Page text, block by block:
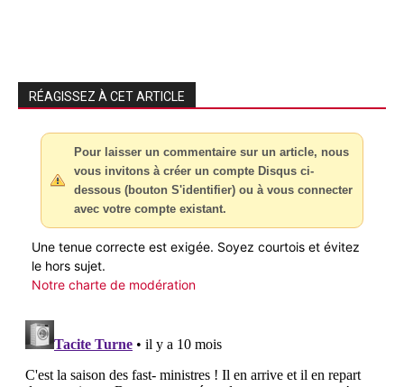
RÉAGISSEZ À CET ARTICLE
Pour laisser un commentaire sur un article, nous
vous invitons à créer un compte Disqus ci-
dessous (bouton S'identifier) ou à vous connecter
avec votre compte existant.
Une tenue correcte est exigée. Soyez courtois et évitez
le hors sujet.
Notre charte de modération